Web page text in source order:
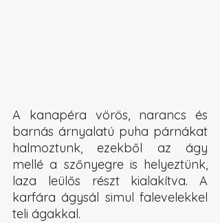
A kanapéra vörös, narancs és
barnás árnyalatú puha párnákat
halmoztunk, ezekből az ágy
mellé a szőnyegre is helyeztünk,
laza leülős részt kialakítva. A
karfára ágysál simul falevelekkel
teli ágakkal.